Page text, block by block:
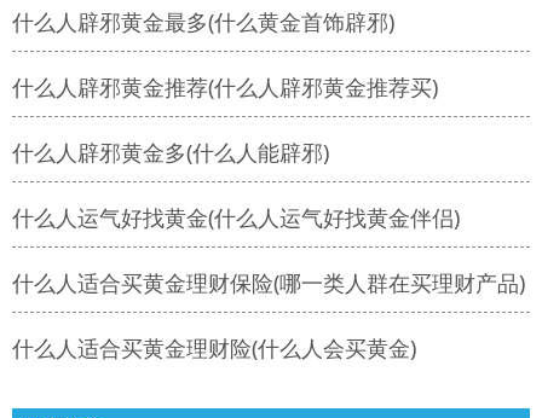
什么人辟邪黄金最多(什么黄金首饰辟邪)
什么人辟邪黄金推荐(什么人辟邪黄金推荐买)
什么人辟邪黄金多(什么人能辟邪)
什么人运气好找黄金(什么人运气好找黄金伴侣)
什么人适合买黄金理财保险(哪一类人群在买理财产品)
什么人适合买黄金理财险(什么人会买黄金)